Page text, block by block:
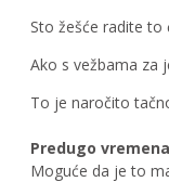
Sto žešće radite
Ako s vežbama za
To je naročito
Predugo
Moguće da je to